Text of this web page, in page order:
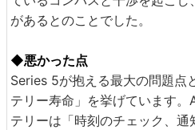
があるとのことでした。
◆悪かった点
Series 5が抱える最大の問題点
テリー寿命」を挙げています
テリーは「時刻のチェック、通